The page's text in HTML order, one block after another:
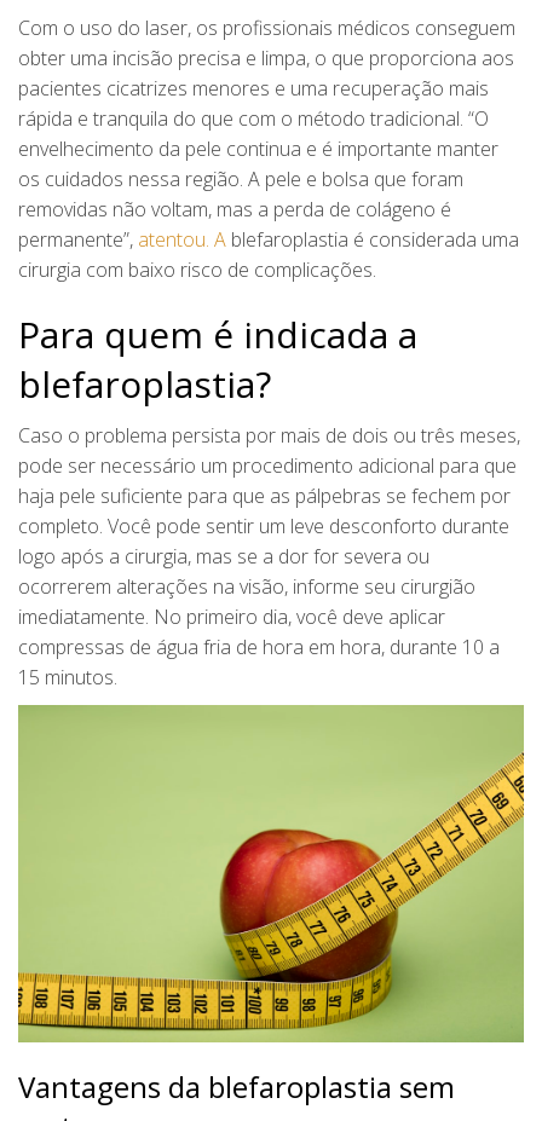
Com o uso do laser, os profissionais médicos conseguem
obter uma incisão precisa e limpa, o que proporciona aos
pacientes cicatrizes menores e uma recuperação mais
rápida e tranquila do que com o método tradicional. “O
envelhecimento da pele continua e é importante manter
os cuidados nessa região. A pele e bolsa que foram
removidas não voltam, mas a perda de colágeno é
permanente”, atentou. A blefaroplastia é considerada uma
cirurgia com baixo risco de complicações.
Para quem é indicada a
blefaroplastia?
Caso o problema persista por mais de dois ou três meses,
pode ser necessário um procedimento adicional para que
haja pele suficiente para que as pálpebras se fechem por
completo. Você pode sentir um leve desconforto durante
logo após a cirurgia, mas se a dor for severa ou
ocorrerem alterações na visão, informe seu cirurgião
imediatamente. No primeiro dia, você deve aplicar
compressas de água fria de hora em hora, durante 10 a
15 minutos.
Vantagens da blefaroplastia sem